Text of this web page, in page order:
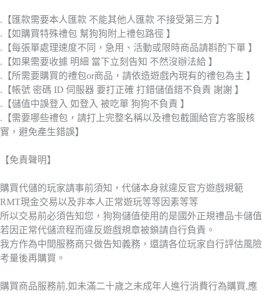
.【匯款需要本人匯款 不能其他人匯款 不接受第三方 】
.【如購買特殊禮包 幫狗狗附上禮包路徑 】
.【每張單處理速度不同，急用、活動或限時商品請斟酌下單 】
.【如果需要收據 明細 當下立刻告知 不然沒辦法給 】
.【所需要購買的禮包or商品，請依造遊戲內現有的禮包為主 】
.【帳號 密碼 ID 伺服器 要打正確 打錯儲值錯不負責 謝謝 】
.【儲值中誤登入 如登入 被吃單 狗狗不負責 】
.【需要哪些禮包，請打上完整名稱以及禮包截圖給官方客服核
實，避免產生錯誤】
【免責聲明】
購買代儲的玩家請事前須知，代儲本身就違反官方遊戲規範
RMT現金交易以及非本人正常遊玩等等因素等等
所以交易前必須告知您，狗狗儲值使用的是國外正規禮品卡儲值
若因正常代儲流程而違反遊戲規章被鎖請自行負責。
我方作為中間服務商只做告知義務，還請各位玩家自行評估風險
考量後再購買。
購買商品服務前,如未滿二十歲之未成年人進行消費行為購買,應